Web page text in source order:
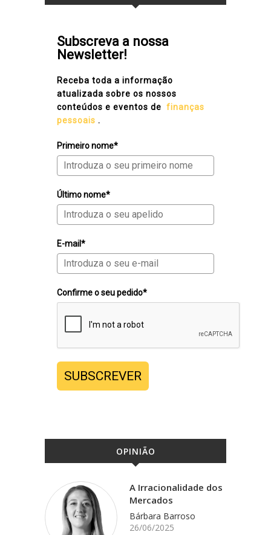
Subscreva a nossa
Newsletter!
Receba toda a informação
atualizada sobre os nossos
conteúdos e eventos de finanças
pessoais .
Primeiro nome*
Último nome*
E-mail*
Confirme o seu pedido*
SUBSCREVER
OPINIÃO
A Irracionalidade dos
Mercados
Bárbara Barroso
26/06/2025